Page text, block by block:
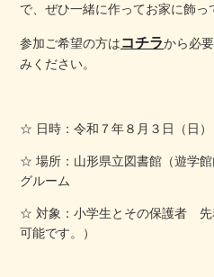
で、ぜひ一緒に作ってお家に飾っ
参加ご希望の方はコチラから必
みください。
☆ 日時：令和７年８月３日（日
☆ 場所：山形県立図書館（遊学
グルーム
☆ 対象：小学生とその保護者 先
可能です。）